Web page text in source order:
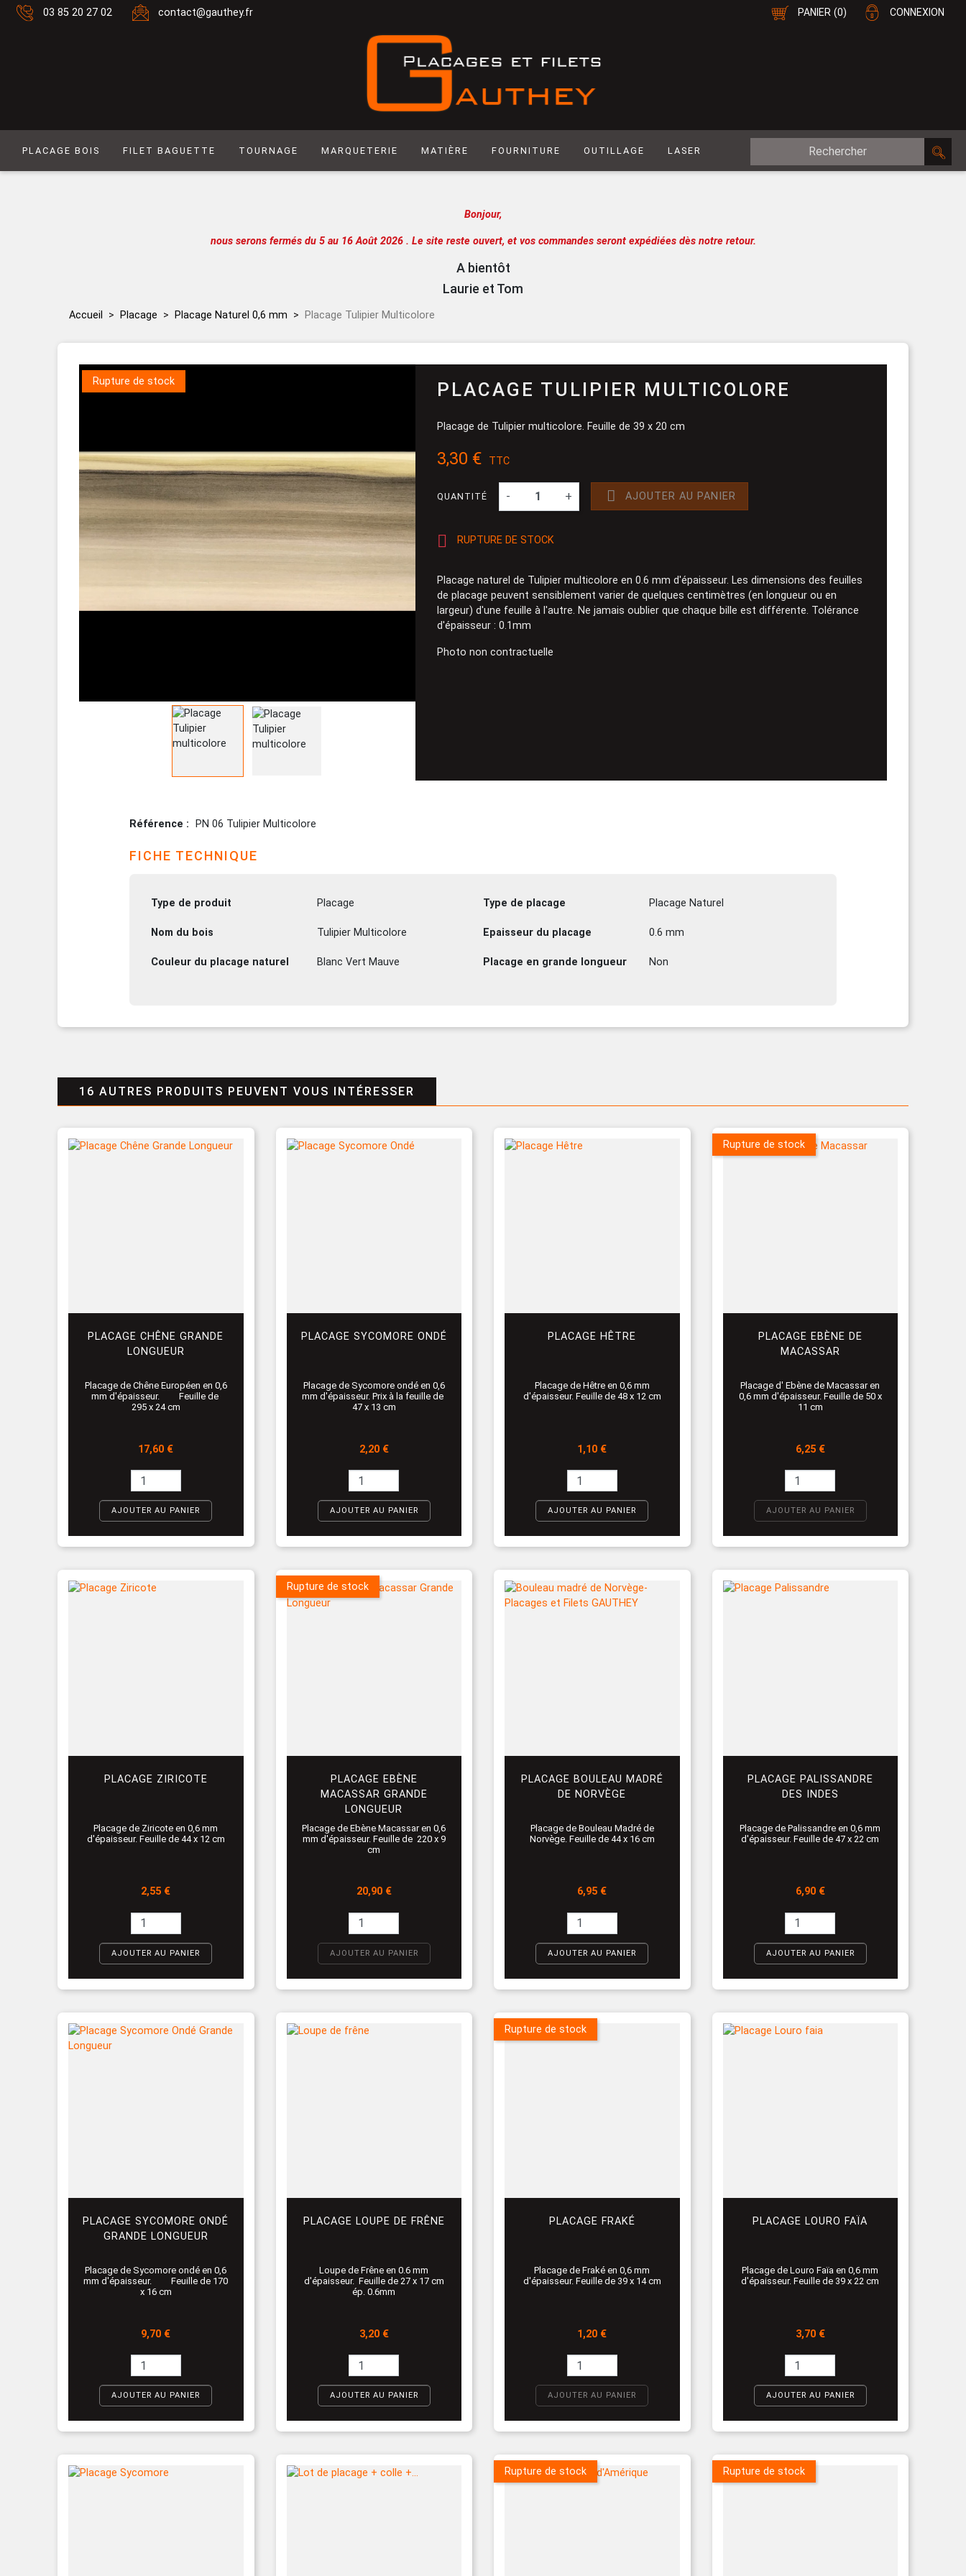
03 85 20 27 02 contact@gauthey.fr CONNEXION
PANIER (0)
PLACAGE BOIS
Lot de placages
FILET BAGUETTE TOURNAGE MARQUETERIE MATIÈRE
Laser
FOURNITURE
Colle
Produit de Finition
Panneau support
Papier
OUTILLAGE
Racloir
LASER
Placage Double-Face
Bonjour,
nous serons fermés du 5 au 16 Août 2026 . Le site reste ouvert, et vos commandes seront expédiées dès notre retour.
A bientôt
Laurie et Tom
Accueil Placage Placage Naturel 0,6 mm Placage Tulipier Multicolore
Rupture de stock PLACAGE TULIPIER MULTICOLORE
Placage de Tulipier multicolore. Feuille de 39 x 20 cm
3,30 € TTC
QUANTITÉ - +  AJOUTER AU PANIER
 RUPTURE DE STOCK
Placage naturel de Tulipier multicolore en 0.6 mm d'épaisseur. Les dimensions des feuilles
de placage peuvent sensiblement varier de quelques centimètres (en longueur ou en
largeur) d'une feuille à l'autre. Ne jamais oublier que chaque bille est différente. Tolérance
d'épaisseur : 0.1mm
Photo non contractuelle
Référence PN 06 Tulipier Multicolore
FICHE TECHNIQUE
Type de produit Placage Type de placage Placage Naturel
Nom du bois Tulipier Multicolore Epaisseur du placage 0.6 mm
Couleur du placage naturel Blanc Vert Mauve Placage en grande longueur Non
16 AUTRES PRODUITS PEUVENT VOUS INTÉRESSER
PLACAGE CHÊNE GRANDE
LONGUEUR
Placage de Chêne Européen en 0,6
mm d'épaisseur. Feuille de
295 x 24 cm
Prix
17,60 €
AJOUTER AU PANIER
PLACAGE SYCOMORE ONDÉ
Placage de Sycomore ondé en 0,6
mm d'épaisseur. Prix à la feuille de
47 x 13 cm
Prix
2,20 €
AJOUTER AU PANIER
PLACAGE HÊTRE
Placage de Hêtre en 0,6 mm
d'épaisseur. Feuille de 48 x 12 cm
Prix
1,10 €
AJOUTER AU PANIER
PLACAGE EBÈNE DE
MACASSAR
Placage d' Ebène de Macassar en
0,6 mm d'épaisseur. Feuille de 50 x
11 cm
Prix
6,25 €
AJOUTER AU PANIER
Rupture de stock
PLACAGE ZIRICOTE
Placage de Ziricote en 0,6 mm
d'épaisseur. Feuille de 44 x 12 cm
Prix
2,55 €
AJOUTER AU PANIER
PLACAGE EBÈNE
MACASSAR GRANDE
LONGUEUR
Placage de Ebène Macassar en 0,6
mm d'épaisseur. Feuille de 220 x 9
cm
Prix
20,90 €
AJOUTER AU PANIER
Rupture de stock
PLACAGE BOULEAU MADRÉ
DE NORVÈGE
Placage de Bouleau Madré de
Norvège. Feuille de 44 x 16 cm
Prix
6,95 €
AJOUTER AU PANIER
PLACAGE PALISSANDRE
DES INDES
Placage de Palissandre en 0,6 mm
d'épaisseur. Feuille de 47 x 22 cm
Prix
6,90 €
AJOUTER AU PANIER
PLACAGE SYCOMORE ONDÉ
GRANDE LONGUEUR
Placage de Sycomore ondé en 0,6
mm d'épaisseur. Feuille de 170
x 16 cm
Prix
9,70 €
AJOUTER AU PANIER
PLACAGE LOUPE DE FRÊNE
Loupe de Frêne en 0.6 mm
d'épaisseur. Feuille de 27 x 17 cm
ép. 0.6mm
Prix
3,20 €
AJOUTER AU PANIER
PLACAGE FRAKÉ
Placage de Fraké en 0,6 mm
d'épaisseur. Feuille de 39 x 14 cm
Prix
1,20 €
AJOUTER AU PANIER
Rupture de stock
PLACAGE LOURO FAÏA
Placage de Louro Faïa en 0,6 mm
d'épaisseur. Feuille de 39 x 22 cm
Prix
3,70 €
AJOUTER AU PANIER
Rupture de stock Rupture de stock